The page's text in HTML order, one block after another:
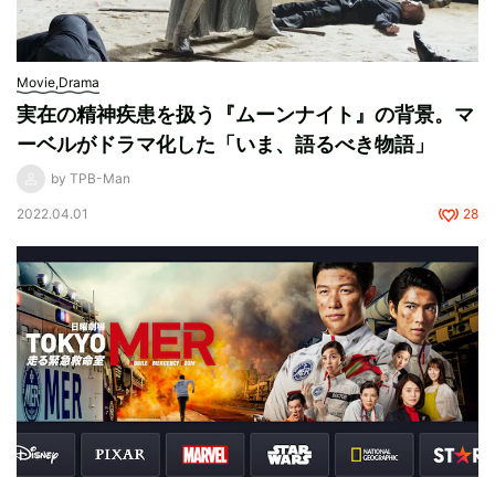
Movie,Drama
実在の精神疾患を扱う『ムーンナイト』の背景。マ
ーベルがドラマ化した「いま、語るべき物語」
by TPB-Man
2022.04.01 28